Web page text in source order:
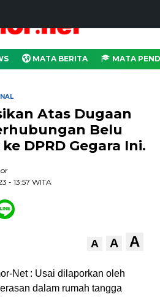
MATA BERITA MATA
Atas Dugaan
Belu
DPRD Gegara Ini.
- 13:57 WITA
A A A
Net : Usai dilaporkan oleh
dalam rumah tangga